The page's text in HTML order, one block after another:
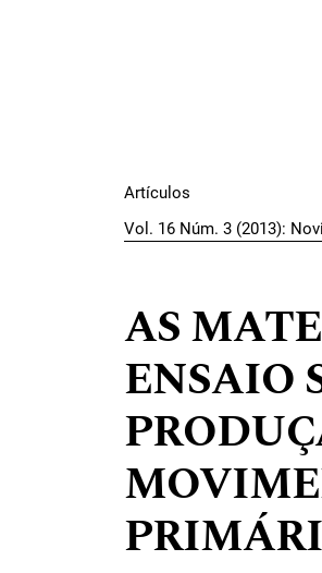
Artículos
Vol. 16 Núm. 3 (2013):
AS
ENSAIO